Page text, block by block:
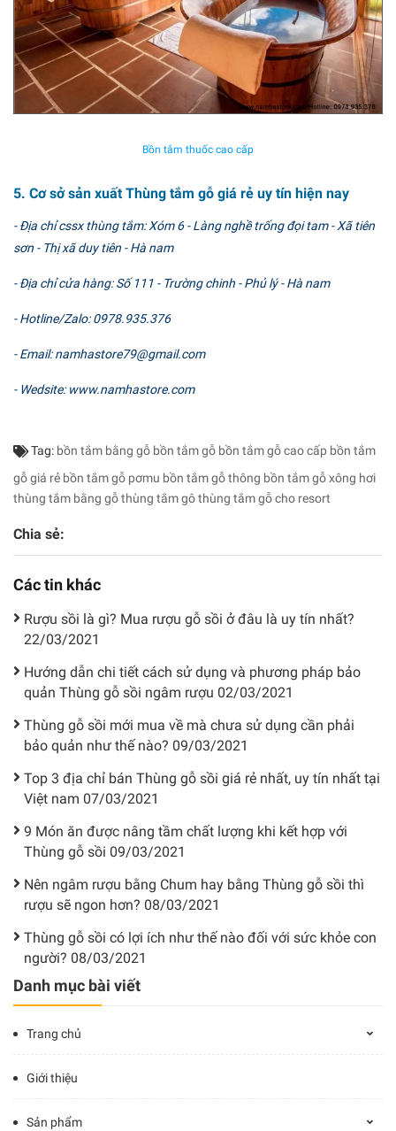
Danh mục bài viết
Trang chủ
Giới thiệu
Sản phẩm
Bồn tắm thuốc cao cấp
5. Cơ sở sản xuất Thùng tắm gỗ giá rẻ uy tín hiện nay
- Địa chỉ cssx thùng tắm: Xóm 6 - Làng nghề trống đọi tam - Xã tiên
sơn - Thị xã duy tiên - Hà nam
- Địa chỉ cửa hàng: Số 111 - Trường chinh - Phủ lý - Hà nam
- Hotline/Zalo: 0978.935.376
- Email: namhastore79@gmail.com
- Wedsite: www.namhastore.com
Tag: bồn tắm bằng gỗ bồn tắm gỗ bồn tắm gỗ cao cấp bồn tắm
gỗ giá rẻ bồn tắm gỗ pơmu bồn tắm gỗ thông bồn tắm gỗ xông hơi
thùng tắm bằng gỗthùng tắm gôthùng tắm gỗ cho resort
Chia sẻ:
Các tin khác
Rượu sồi là gì? Mua rượu gỗ sồi ở đâu là uy tín nhất?
22/03/2021
Hướng dẫn chi tiết cách sử dụng và phương pháp bảo
quản Thùng gỗ sồi ngâm rượu 02/03/2021
Thùng gỗ sồi mới mua về mà chưa sử dụng cần phải
bảo quản như thế nào? 09/03/2021
Top 3 địa chỉ bán Thùng gỗ sồi giá rẻ nhất, uy tín nhất tại
Việt nam 07/03/2021
9 Món ăn được nâng tầm chất lượng khi kết hợp với
Thùng gỗ sồi 09/03/2021
Nên ngâm rượu bằng Chum hay bằng Thùng gỗ sồi thì
rượu sẽ ngon hơn? 08/03/2021
Thùng gỗ sồi có lợi ích như thế nào đối với sức khỏe con
người? 08/03/2021